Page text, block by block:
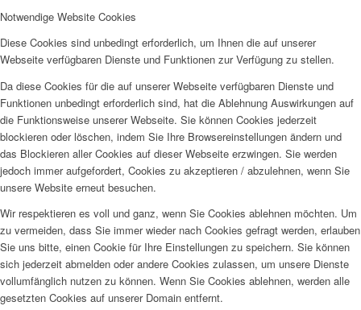
Notwendige Website Cookies
Diese Cookies sind unbedingt erforderlich, um Ihnen die auf unserer
Webseite verfügbaren Dienste und Funktionen zur Verfügung zu stellen.
Da diese Cookies für die auf unserer Webseite verfügbaren Dienste und
Funktionen unbedingt erforderlich sind, hat die Ablehnung Auswirkungen auf
die Funktionsweise unserer Webseite. Sie können Cookies jederzeit
blockieren oder löschen, indem Sie Ihre Browsereinstellungen ändern und
das Blockieren aller Cookies auf dieser Webseite erzwingen. Sie werden
jedoch immer aufgefordert, Cookies zu akzeptieren / abzulehnen, wenn Sie
unsere Website erneut besuchen.
Wir respektieren es voll und ganz, wenn Sie Cookies ablehnen möchten. Um
zu vermeiden, dass Sie immer wieder nach Cookies gefragt werden, erlauben
Sie uns bitte, einen Cookie für Ihre Einstellungen zu speichern. Sie können
sich jederzeit abmelden oder andere Cookies zulassen, um unsere Dienste
vollumfänglich nutzen zu können. Wenn Sie Cookies ablehnen, werden alle
gesetzten Cookies auf unserer Domain entfernt.